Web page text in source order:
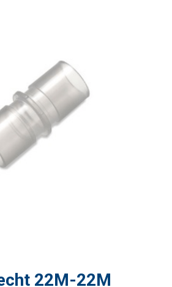
22M-22M